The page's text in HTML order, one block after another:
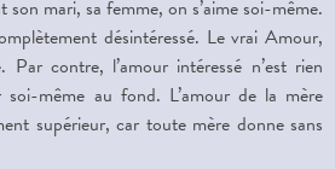
son mari, sa femme, on s’aime soi-même.
désintéressé. Le vrai Amour,
contre, l’amour intéressé n’est rien
soi-même au fond. L’amour de la mère
supérieur, car toute mère donne sans